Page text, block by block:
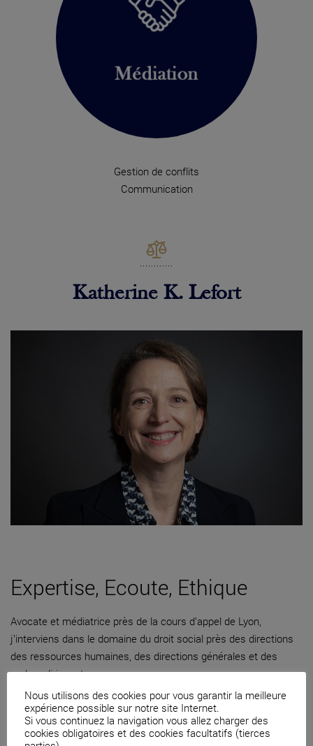
Gestion de conflits
Communication
Katherine K. Lefort
Expertise, Ecoute, Ethique
Avocate et médiatrice près de la cours d’appel de Lyon,
j’interviens dans le domaine du droit social près des directions
des ressources humaines, des directions générales et des
cadres dirigeants.
04 82 53 71 51
Contacter par mail
Nous utilisons des cookies pour vous garantir la meilleure
expérience possible sur notre site Internet.
Si vous continuez la navigation vous allez charger des
cookies obligatoires et des cookies facultatifs (tierces